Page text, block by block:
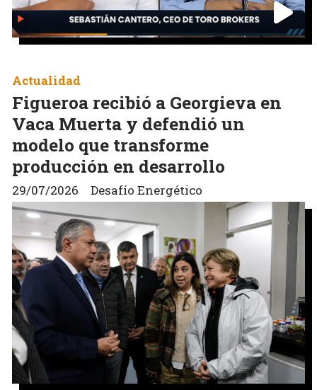
Figueroa recibió a Georgieva en
Vaca Muerta y defendió un
modelo que transforme
producción en desarrollo
Desafío Energético
Actualidad
29/07/2026